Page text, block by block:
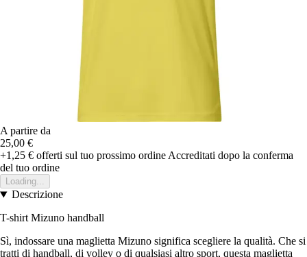
A partire da
25,00 €
+1,25 € offerti sul tuo prossimo ordine Accreditati dopo la conferma
del tuo ordine
Loading...
Descrizione
T-shirt Mizuno handball
Sì, indossare una maglietta Mizuno significa scegliere la qualità. Che si
tratti di handball, di volley o di qualsiasi altro sport, questa maglietta